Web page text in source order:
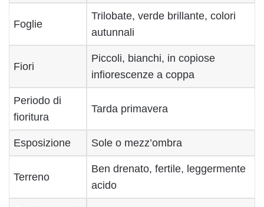
Foglie
Trilobate, verde brillante, colori
autunnali
Fiori
Piccoli, bianchi, in copiose
infiorescenze a coppa
Periodo di
fioritura
Tarda primavera
Esposizione Sole o mezz’ombra
Terreno
Ben drenato, fertile, leggermente
acido